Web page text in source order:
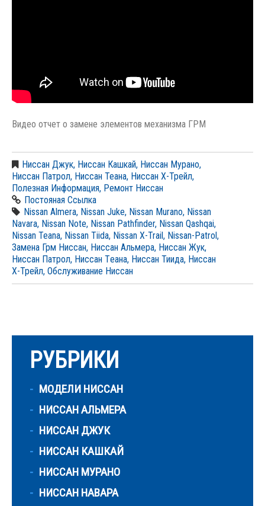
Видео отчет о замене элементов механизма ГРМ
Ниссан Джук, Ниссан Кашкай, Ниссан Мурано,
Ниссан Патрол, Ниссан Теана, Ниссан Х-Трейл,
Полезная Информация, Ремонт Ниссан
Постояная Ссылка
Nissan Almera, Nissan Juke, Nissan Murano, Nissan
Navara, Nissan Note, Nissan Pathfinder, Nissan Qashqai,
Nissan Teana, Nissan Tiida, Nissan X-Trail, Nissan-Patrol,
Замена Грм Ниссан, Ниссан Альмера, Ниссан Жук,
Ниссан Патрол, Ниссан Тeана, Ниссан Тиида, Ниссан
Х-Трейл, Обслуживание Ниссан
РУБРИКИ
МОДЕЛИ НИССАН
НИССАН АЛЬМЕРА
НИССАН ДЖУК
НИССАН КАШКАЙ
НИССАН МУРАНО
НИССАН НАВАРА